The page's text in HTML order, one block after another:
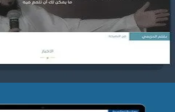
التفاصيل